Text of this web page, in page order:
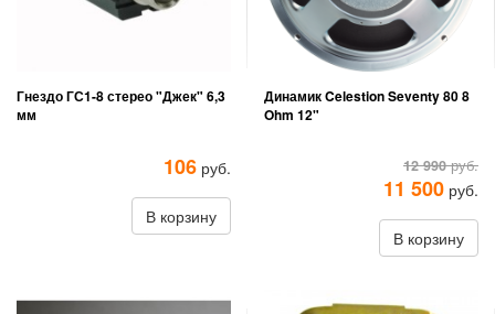
Гнездо ГС1-8 стерео "Джек" 6,3
мм
106 руб.
В корзину
Динамик Celestion Seventy 80 8
Ohm 12"
12 990руб.
11 500 руб.
В корзину